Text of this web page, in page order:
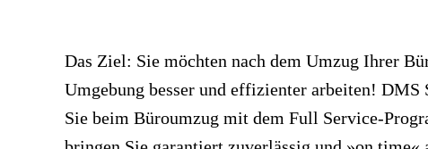
Das Ziel: Sie möchten nach dem Umzug Ihrer
Umgebung besser und effizienter arbeiten!
Sie beim Büroumzug mit dem Full Service-